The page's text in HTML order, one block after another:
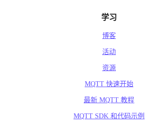
学习
博客
活动
资源
MQTT 快速开始
最新 MQTT 教程
MQTT SDK 和代码示例